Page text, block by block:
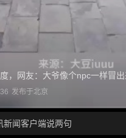
，网友：大爷像个npc一样冒出
发布于北京
新闻客户端说两句